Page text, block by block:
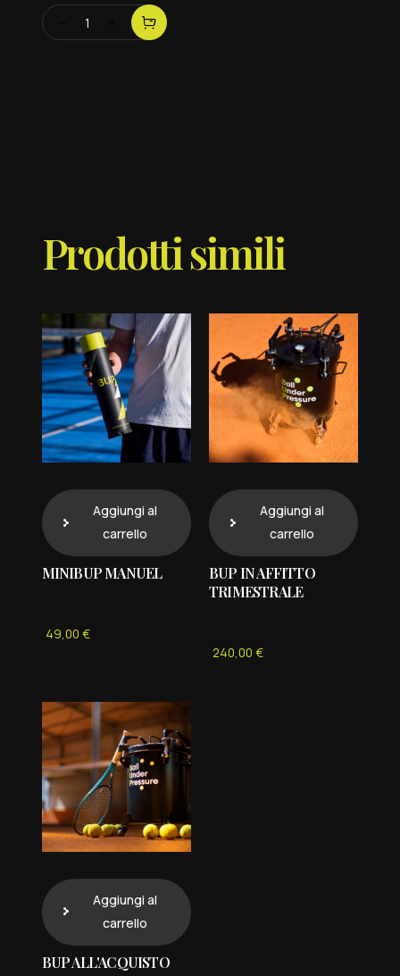
Prodotti simili
Aggiungi al
carrello
MINIBUP MANUEL
49,00 €
Aggiungi al
carrello
BUP IN AFFITTO
TRIMESTRALE
240,00 €
Aggiungi al
carrello
BUP ALL'ACQUISTO